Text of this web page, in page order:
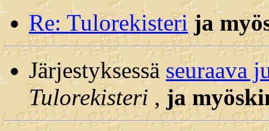
Re: Tulorekisteri ja
Järjestyksessä seuraava
Tulorekisteri , ja